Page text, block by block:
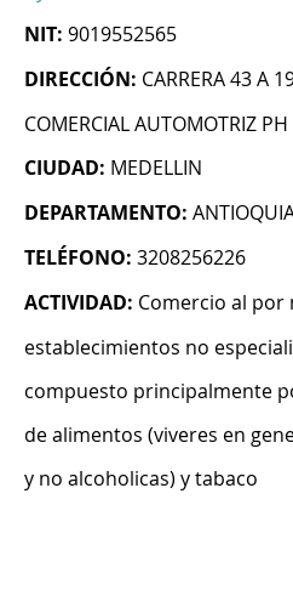
NIT: 9019552565
DIRECCIÓN: CARRERA 43 A
COMERCIAL AUTOMOTRIZ PH
CIUDAD: MEDELLIN
DEPARTAMENTO:
TELÉFONO: 3208256226
ACTIVIDAD: Comercio al por
establecimientos no
compuesto principalmente
de alimentos (viveres en
y no alcoholicas) y tabaco